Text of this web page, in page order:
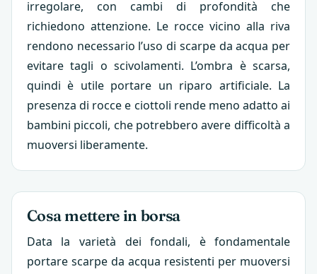
irregolare, con cambi di profondità che
richiedono attenzione. Le rocce vicino alla riva
rendono necessario l’uso di scarpe da acqua per
evitare tagli o scivolamenti. L’ombra è scarsa,
quindi è utile portare un riparo artificiale. La
presenza di rocce e ciottoli rende meno adatto ai
bambini piccoli, che potrebbero avere difficoltà a
muoversi liberamente.
Cosa mettere in borsa
Data la varietà dei fondali, è fondamentale
portare scarpe da acqua resistenti per muoversi